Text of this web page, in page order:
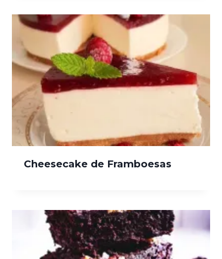
Cheesecake de Framboesas